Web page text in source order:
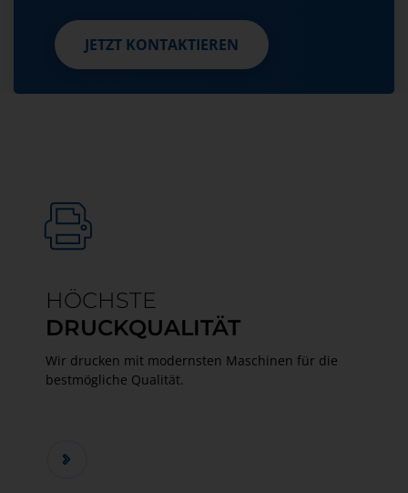
JETZT KONTAKTIEREN
JETZT KONTAKTIEREN
HÖCHSTE
DRUCKQUALITÄT
Wir drucken mit modernsten Maschinen für die
bestmögliche Qualität.